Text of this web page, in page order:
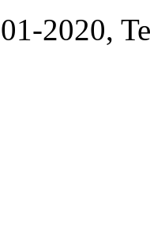
2020,